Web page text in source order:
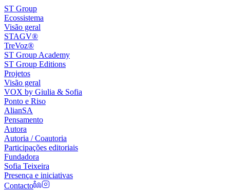
ST Group
Ecossistema
Visão geral
STAGV®
TreVoz®
ST Group Academy
ST Group Editions
Projetos
Visão geral
VOX by Giulia & Sofia
Ponto e Riso
AlianSA
Pensamento
Autora
Autoria / Coautoria
Participações editoriais
Fundadora
Sofia Teixeira
Presença e iniciativas
Contacto